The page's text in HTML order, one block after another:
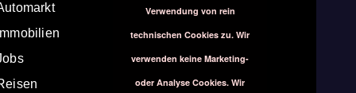
Verwendung von rein
technischen Cookies zu. Wir
verwenden keine Marketing-
oder Analyse Cookies. Wir